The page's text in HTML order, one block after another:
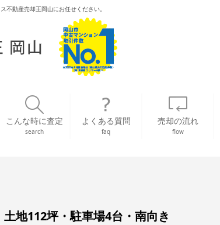
不動産売却王岡山にお任せください。
こんな時に査定
search
よくある質問
faq
売却の流れ
flow
土地112坪・駐車場4台・南向き